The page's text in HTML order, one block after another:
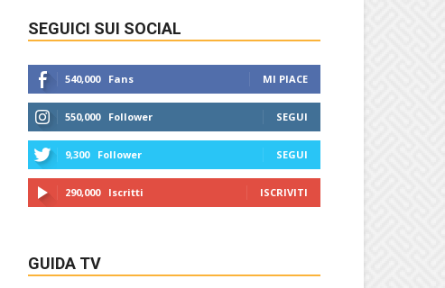
SEGUICI SUI SOCIAL
540,000 Fans MI PIACE
550,000 Follower SEGUI
9,300 Follower SEGUI
290,000 Iscritti ISCRIVITI
GUIDA TV